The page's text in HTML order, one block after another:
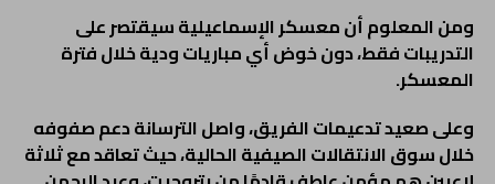
ومن المعلوم أن معسكر الإسماعيلية سيقتصر على
التدريبات فقط، دون خوض أي مباريات ودية خلال فترة
المعسكر.
وعلى صعيد تدعيمات الفريق، واصل الترسانة دعم صفوفه
خلال سوق الانتقالات الصيفية الحالية، حيث تعاقد مع ثلاثة